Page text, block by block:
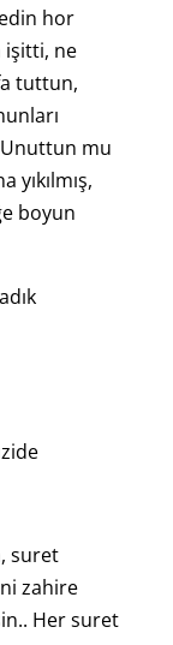
hor
işitti, ne
tuttun,
mu
boyun
suret
zahire
Her suret